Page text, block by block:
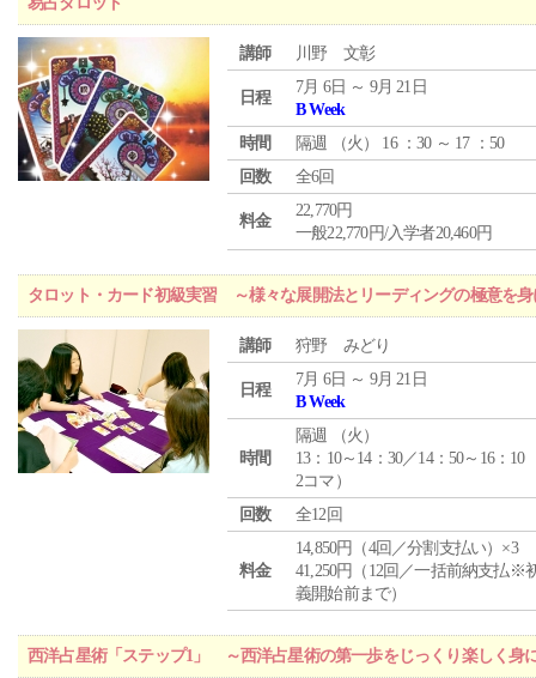
講師 川野 文彰
日程
7月 6日 ～ 9月 21日
B Week
時間
隔週 （火 ） 16 ：30 ～ 17 ：50
回数
全6回
料金
22,770円
一般22,770円/入学者20,460円
タロット・カード初級実習 ～様々な展開法とリーディングの極意を身
講師 狩野 みどり
日程
7月 6日 ～ 9月 21日
B Week
時間
隔週 （火 ）
13：10～14：30／14：50～16：10
2コマ）
回数
全12回
料金
14,850円（4回／分割支払い）×3
41,250円（12回／一括前納支払※
義開始前まで）
西洋占星術「ステップ1」 ～西洋占星術の第一歩をじっくり楽しく身